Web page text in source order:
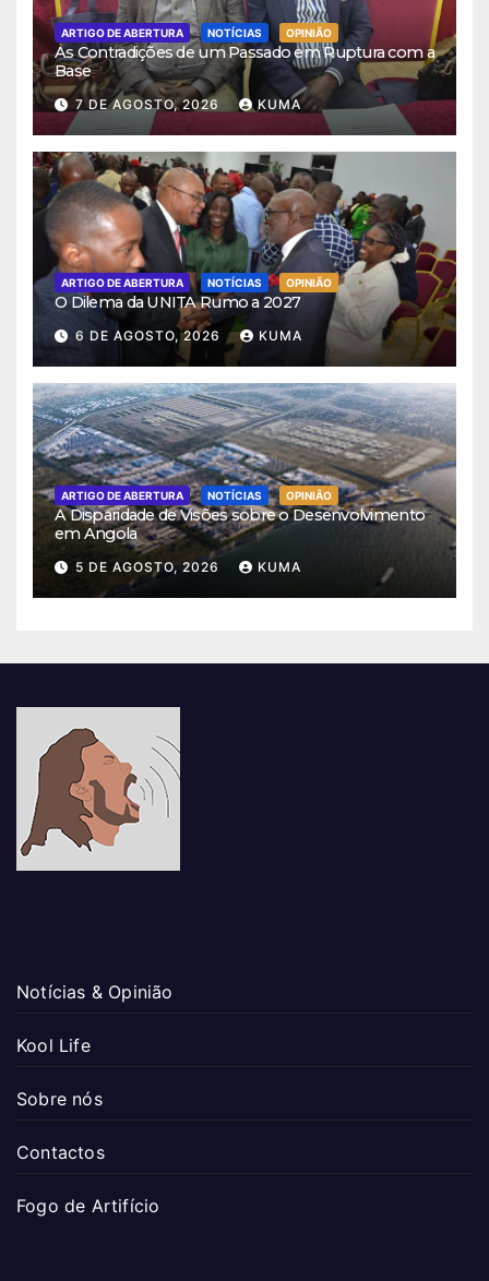
ARTIGO DE ABERTURA NOTÍCIAS OPINIÃO
As Contradições de um Passado em Ruptura com a
Base
7 DE AGOSTO, 2026 KUMA
ARTIGO DE ABERTURA NOTÍCIAS OPINIÃO
O Dilema da UNITA Rumo a 2027
6 DE AGOSTO, 2026 KUMA
ARTIGO DE ABERTURA NOTÍCIAS OPINIÃO
A Disparidade de Visões sobre o Desenvolvimento
em Angola
5 DE AGOSTO, 2026 KUMA
Notícias & Opinião
Kool Life
Sobre nós
Contactos
Fogo de Artifício